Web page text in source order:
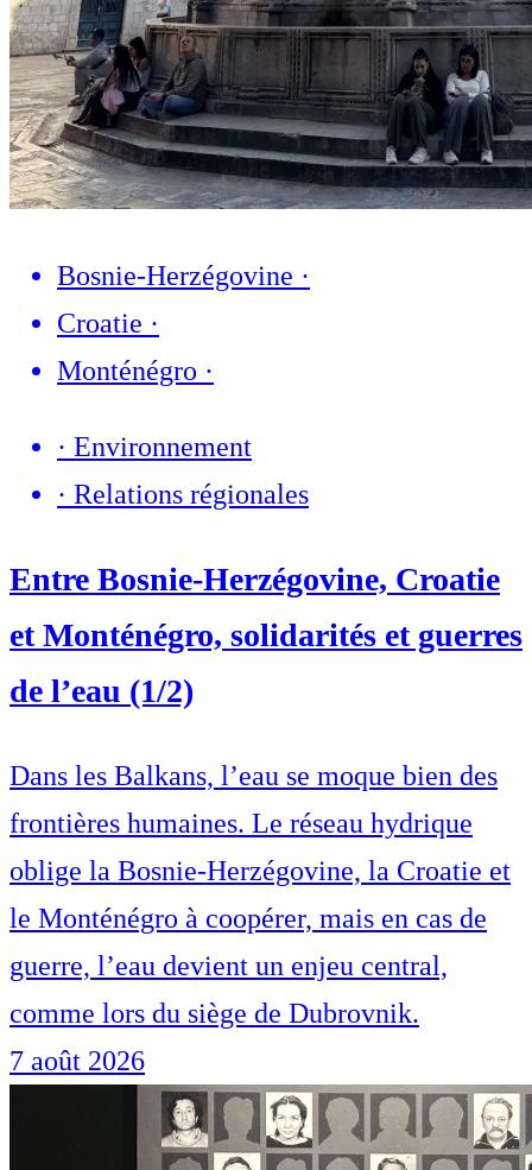
Bosnie-Herzégovine ·
Croatie ·
Monténégro ·
· Environnement
· Relations régionales
Entre Bosnie-Herzégovine, Croatie
et Monténégro, solidarités et guerres
de l’eau (1/2)
Dans les Balkans, l’eau se moque bien des
frontières humaines. Le réseau hydrique
oblige la Bosnie-Herzégovine, la Croatie et
le Monténégro à coopérer, mais en cas de
guerre, l’eau devient un enjeu central,
comme lors du siège de Dubrovnik.
7 août 2026